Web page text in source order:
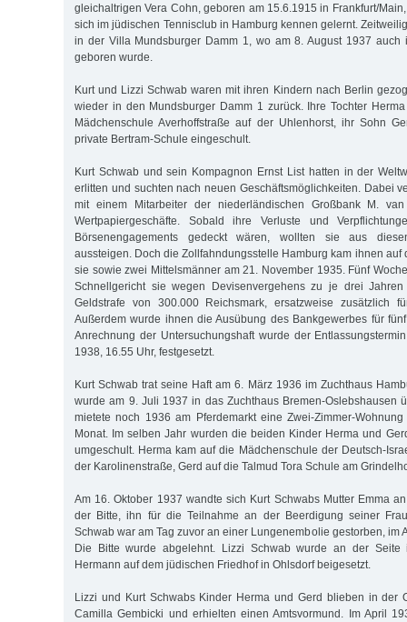
gleichaltrigen Vera Cohn, geboren am 15.6.1915 in Frankfurt/
sich im jüdischen Tennisclub in Hamburg kennen gelernt.
in der Villa Mundsburger Damm 1, wo am 8. August 1937 auch
geboren wurde.
Kurt und Lizzi Schwab waren mit ihren Kindern nach Berlin
wieder in den Mundsburger Damm 1 zurück. Ihre Tochter
Mädchenschule Averhoffstraße auf der Uhlenhorst, ihr Sohn
private Bertram-Schule eingeschult.
Kurt Schwab und sein Kompagnon Ernst List hatten in der
erlitten und suchten nach neuen Geschäftsmöglichkeiten. Dabei
mit einem Mitarbeiter der niederländischen Großbank M.
Wertpapiergeschäfte. Sobald ihre Verluste und
Börsenengagements gedeckt wären, wollten sie aus
aussteigen. Doch die Zollfahndungsstelle Hamburg kam ihnen auf
sie sowie zwei Mittelsmänner am 21. November 1935. Fünf
Schnellgericht sie wegen Devisenvergehens zu je drei
Geldstrafe von 300.000 Reichsmark, ersatzweise zusätzlich
Außerdem wurde ihnen die Ausübung des Bankgewerbes für
Anrechnung der Untersuchungshaft wurde der
1938, 16.55 Uhr, festgesetzt.
Kurt Schwab trat seine Haft am 6. März 1936 im Zuchthaus
wurde am 9. Juli 1937 in das Zuchthaus Bremen-Oslebshausen
mietete noch 1936 am Pferdemarkt eine Zwei-Zimmer-
Monat. Im selben Jahr wurden die beiden Kinder Herma und
umgeschult. Herma kam auf die Mädchenschule der Deutsch-
der Karolinenstraße, Gerd auf die Talmud Tora Schule am
Am 16. Oktober 1937 wandte sich Kurt Schwabs Mutter Emma
der Bitte, ihn für die Teilnahme an der Beerdigung seiner
Schwab war am Tag zuvor an einer Lungenembolie gestorben, im
Die Bitte wurde abgelehnt. Lizzi Schwab wurde an der Seite
Hermann auf dem jüdischen Friedhof in Ohlsdorf beigesetzt.
Lizzi und Kurt Schwabs Kinder Herma und Gerd blieben in der
Camilla Gembicki und erhielten einen Amtsvormund. Im April